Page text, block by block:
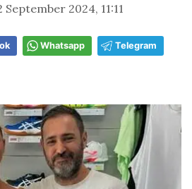
September 2024, 11:11
Whatsapp Telegram